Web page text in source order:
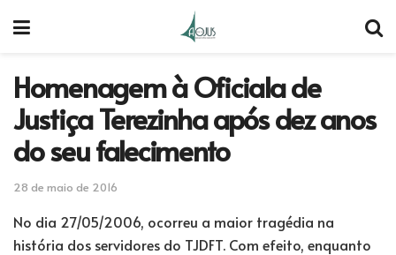
Homenagem à Oficiala de
Justiça Terezinha após dez anos
do seu falecimento
28 de maio de 2016
No dia 27/05/2006, ocorreu a maior tragédia na
história dos servidores do TJDFT. Com efeito, enquanto